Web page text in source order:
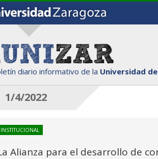
diario informativo de la Universidad
1/4/2022
INSTITUCIONAL
Alianza para el desarrollo de